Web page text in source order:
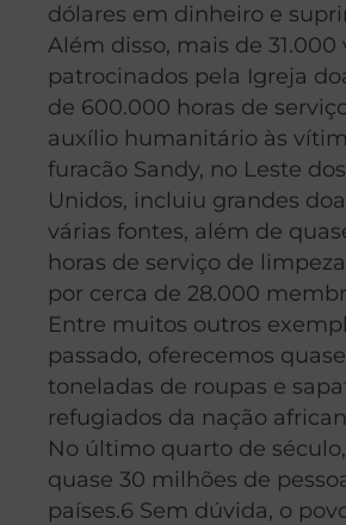
dólares em dinheiro e
Além disso, mais de
patrocinados pela Igreja
de 600.000 horas de
auxílio humanitário às
furacão Sandy, no Leste
Unidos, incluiu grandes
várias fontes, além de
horas de serviço de
por cerca de 28.000
Entre muitos outros
passado, oferecemos
toneladas de roupas e
refugiados da nação
No último quarto de
quase 30 milhões de
países.6 Sem dúvida, o